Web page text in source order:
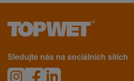
Sledujte nás na sociálních sítích